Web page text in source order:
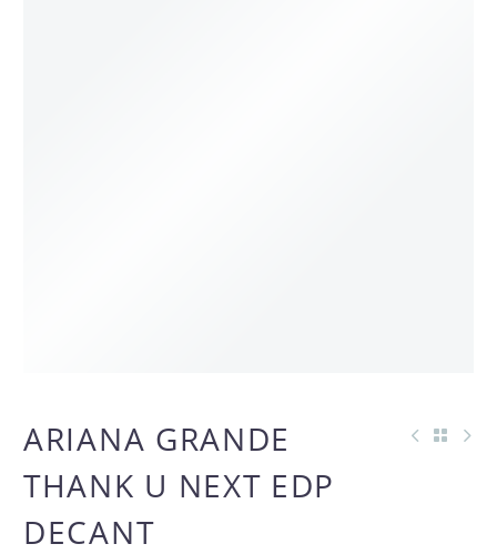
ARIANA GRANDE
THANK U NEXT EDP
DECANT